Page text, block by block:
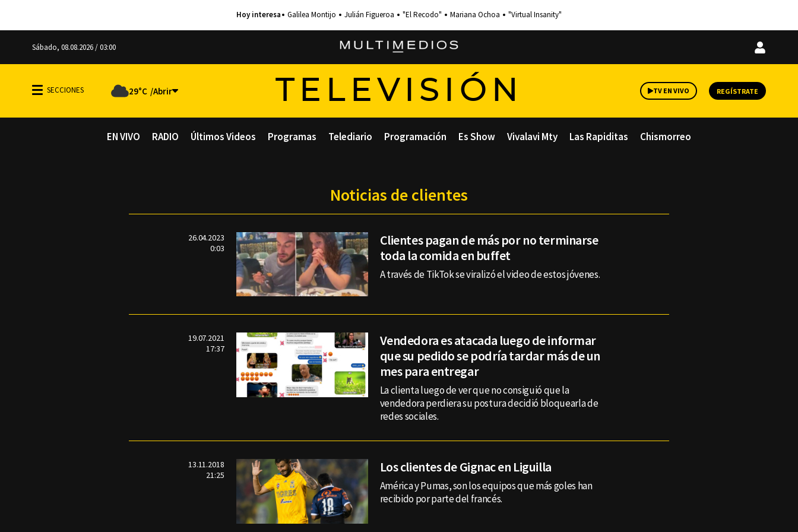
Galilea Montijo Julián Figueroa "El Recodo" Mariana Ochoa "Virtual Insanity"
Sábado, 08.08.2026 / 03:00
Iniciar
29°C TELEVISIÓN TV EN VIVO REGÍSTRATE
EN VIVO RADIO Últimos Videos Programas Telediario Programación Es Show Vivalavi Mty Las Rapiditas Chismorreo
Noticias de clientes
26.04.2023
0:03
Clientes pagan de más por no terminarse
toda la comida en buffet
A través de TikTok se viralizó el video de estos jóvenes.
19.07.2021
17:37
Vendedora es atacada luego de informar
que su pedido se podría tardar más de un
mes para entregar
La clienta luego de ver que no consiguió que la
vendedora perdiera su postura decidió bloquearla de
redes sociales.
13.11.2018
21:25
Los clientes de Gignac en Liguilla
América y Pumas, son los equipos que más goles han
recibido por parte del francés.